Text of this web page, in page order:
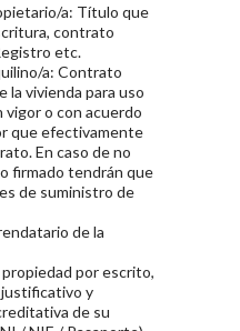
a: Título que
contrato
etc.
a: Contrato
la vivienda para uso
vigor o con acuerdo
que efectivamente
En caso de no
firmado tendrán que
de suministro de
de la
por escrito,
y
de su